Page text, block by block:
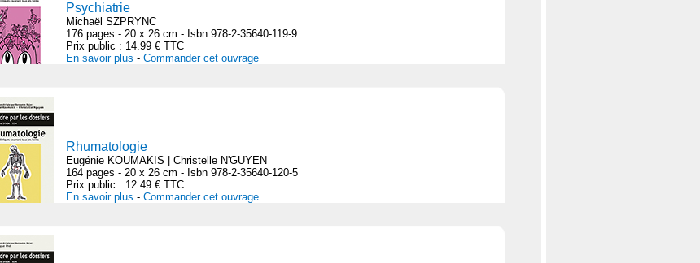
Psychiatrie
Michaël SZPRYNC
176 pages - 20 x 26 cm - Isbn 978-2-35640-119-9
Prix public : 14.99 € TTC
En savoir plus - Commander cet ouvrage
Rhumatologie
Eugénie KOUMAKIS | Christelle N'GUYEN
164 pages - 20 x 26 cm - Isbn 978-2-35640-120-5
Prix public : 12.49 € TTC
En savoir plus - Commander cet ouvrage